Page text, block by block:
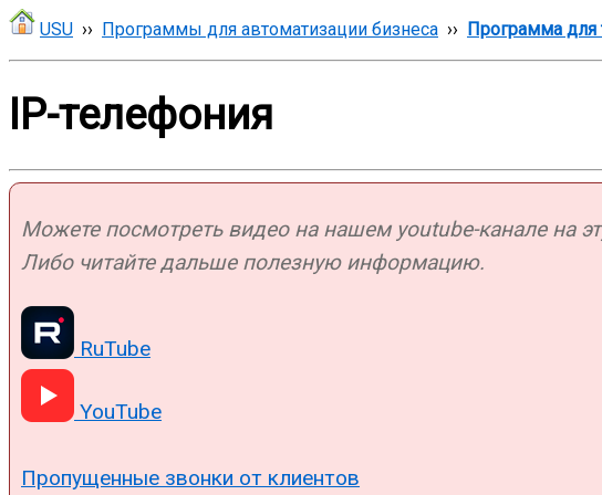
USU ›› Программы для автоматизации бизнеса ›› Программа для
IP-телефония
Можете посмотреть видео на нашем youtube-канале на
Либо читайте дальше полезную информацию.
RuTube
YouTube
Пропущенные звонки от клиентов